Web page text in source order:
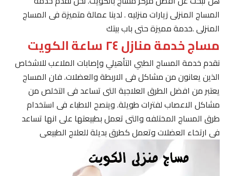
المساج المنزلى زيارات منزليه . لدينا عمالة متميزة فى المساج
المنزلى .خدمة مميزة حتى باب بيتك
مساج خدمة منازل ٢٤ ساعة الكويت
نقدم خدمة المساج الطبي التأهيلي وإصابات الملاعب للاشخاص
الذين يعانون من مشاكل فى الاربطة والعضلات. فان المساج
يعتبر من افضل الطرق العلاجية التى تساعد فى التخلص من
مشاكل الاعصاب لفترات طويلة. وينصح الاطباء فى استخدام
طرق المساج المختلفه والتى تعمل بطبيعتها على انها تساعد
فى ارتخاء العضلات وتعمل كطرق بديلة للعلاج الطبيعى